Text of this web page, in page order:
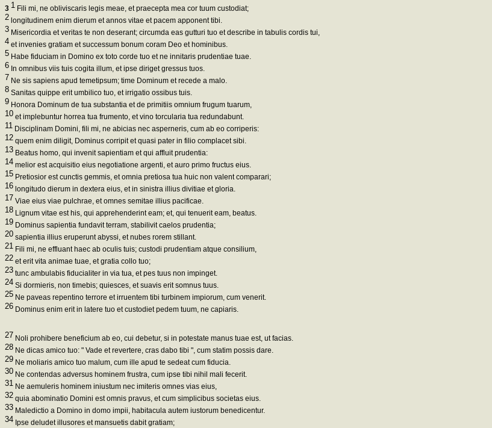
3 1 Fili mi, ne obliviscaris legis meae, et praecepta mea cor tuum custodiat;
2 longitudinem enim dierum et annos vitae et pacem apponent tibi.
3 Misericordia et veritas te non deserant; circumda eas gutturi tuo et describe in tabulis cordis tui,
4 et invenies gratiam et successum bonum coram Deo et hominibus.
5 Habe fiduciam in Domino ex toto corde tuo et ne innitaris prudentiae tuae.
6 In omnibus viis tuis cogita illum, et ipse diriget gressus tuos.
7 Ne sis sapiens apud temetipsum; time Dominum et recede a malo.
8 Sanitas quippe erit umbilico tuo, et irrigatio ossibus tuis.
9 Honora Dominum de tua substantia et de primitiis omnium frugum tuarum,
10 et implebuntur horrea tua frumento, et vino torcularia tua redundabunt.
11 Disciplinam Domini, fili mi, ne abicias nec asperneris, cum ab eo corriperis:
12 quem enim diligit, Dominus corripit et quasi pater in filio complacet sibi.
13 Beatus homo, qui invenit sapientiam et qui affluit prudentia:
14 melior est acquisitio eius negotiatione argenti, et auro primo fructus eius.
15 Pretiosior est cunctis gemmis, et omnia pretiosa tua huic non valent comparari;
16 longitudo dierum in dextera eius, et in sinistra illius divitiae et gloria.
17 Viae eius viae pulchrae, et omnes semitae illius pacificae.
18 Lignum vitae est his, qui apprehenderint eam; et, qui tenuerit eam, beatus.
19 Dominus sapientia fundavit terram, stabilivit caelos prudentia;
20 sapientia illius eruperunt abyssi, et nubes rorem stillant.
21 Fili mi, ne effluant haec ab oculis tuis; custodi prudentiam atque consilium,
22 et erit vita animae tuae, et gratia collo tuo;
23 tunc ambulabis fiducialiter in via tua, et pes tuus non impinget.
24 Si dormieris, non timebis; quiesces, et suavis erit somnus tuus.
25 Ne paveas repentino terrore et irruentem tibi turbinem impiorum, cum venerit.
26 Dominus enim erit in latere tuo et custodiet pedem tuum, ne capiaris.
27 Noli prohibere beneficium ab eo, cui debetur, si in potestate manus tuae est, ut facias.
28 Ne dicas amico tuo: " Vade et revertere, cras dabo tibi ", cum statim possis dare.
29 Ne moliaris amico tuo malum, cum ille apud te sedeat cum fiducia.
30 Ne contendas adversus hominem frustra, cum ipse tibi nihil mali fecerit.
31 Ne aemuleris hominem iniustum nec imiteris omnes vias eius,
32 quia abominatio Domini est omnis pravus, et cum simplicibus societas eius.
33 Maledictio a Domino in domo impii, habitacula autem iustorum benedicentur.
34 Ipse deludet illusores et mansuetis dabit gratiam;